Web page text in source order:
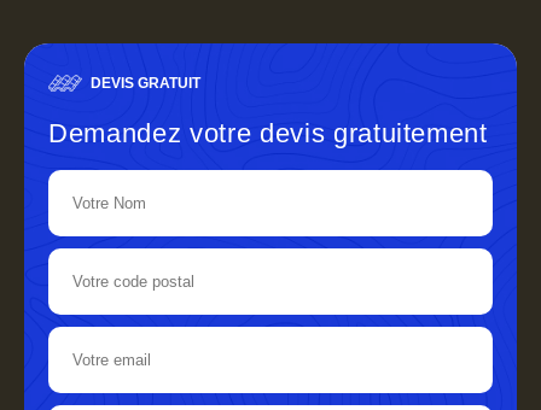
DEVIS GRATUIT
Demandez votre devis gratuitement